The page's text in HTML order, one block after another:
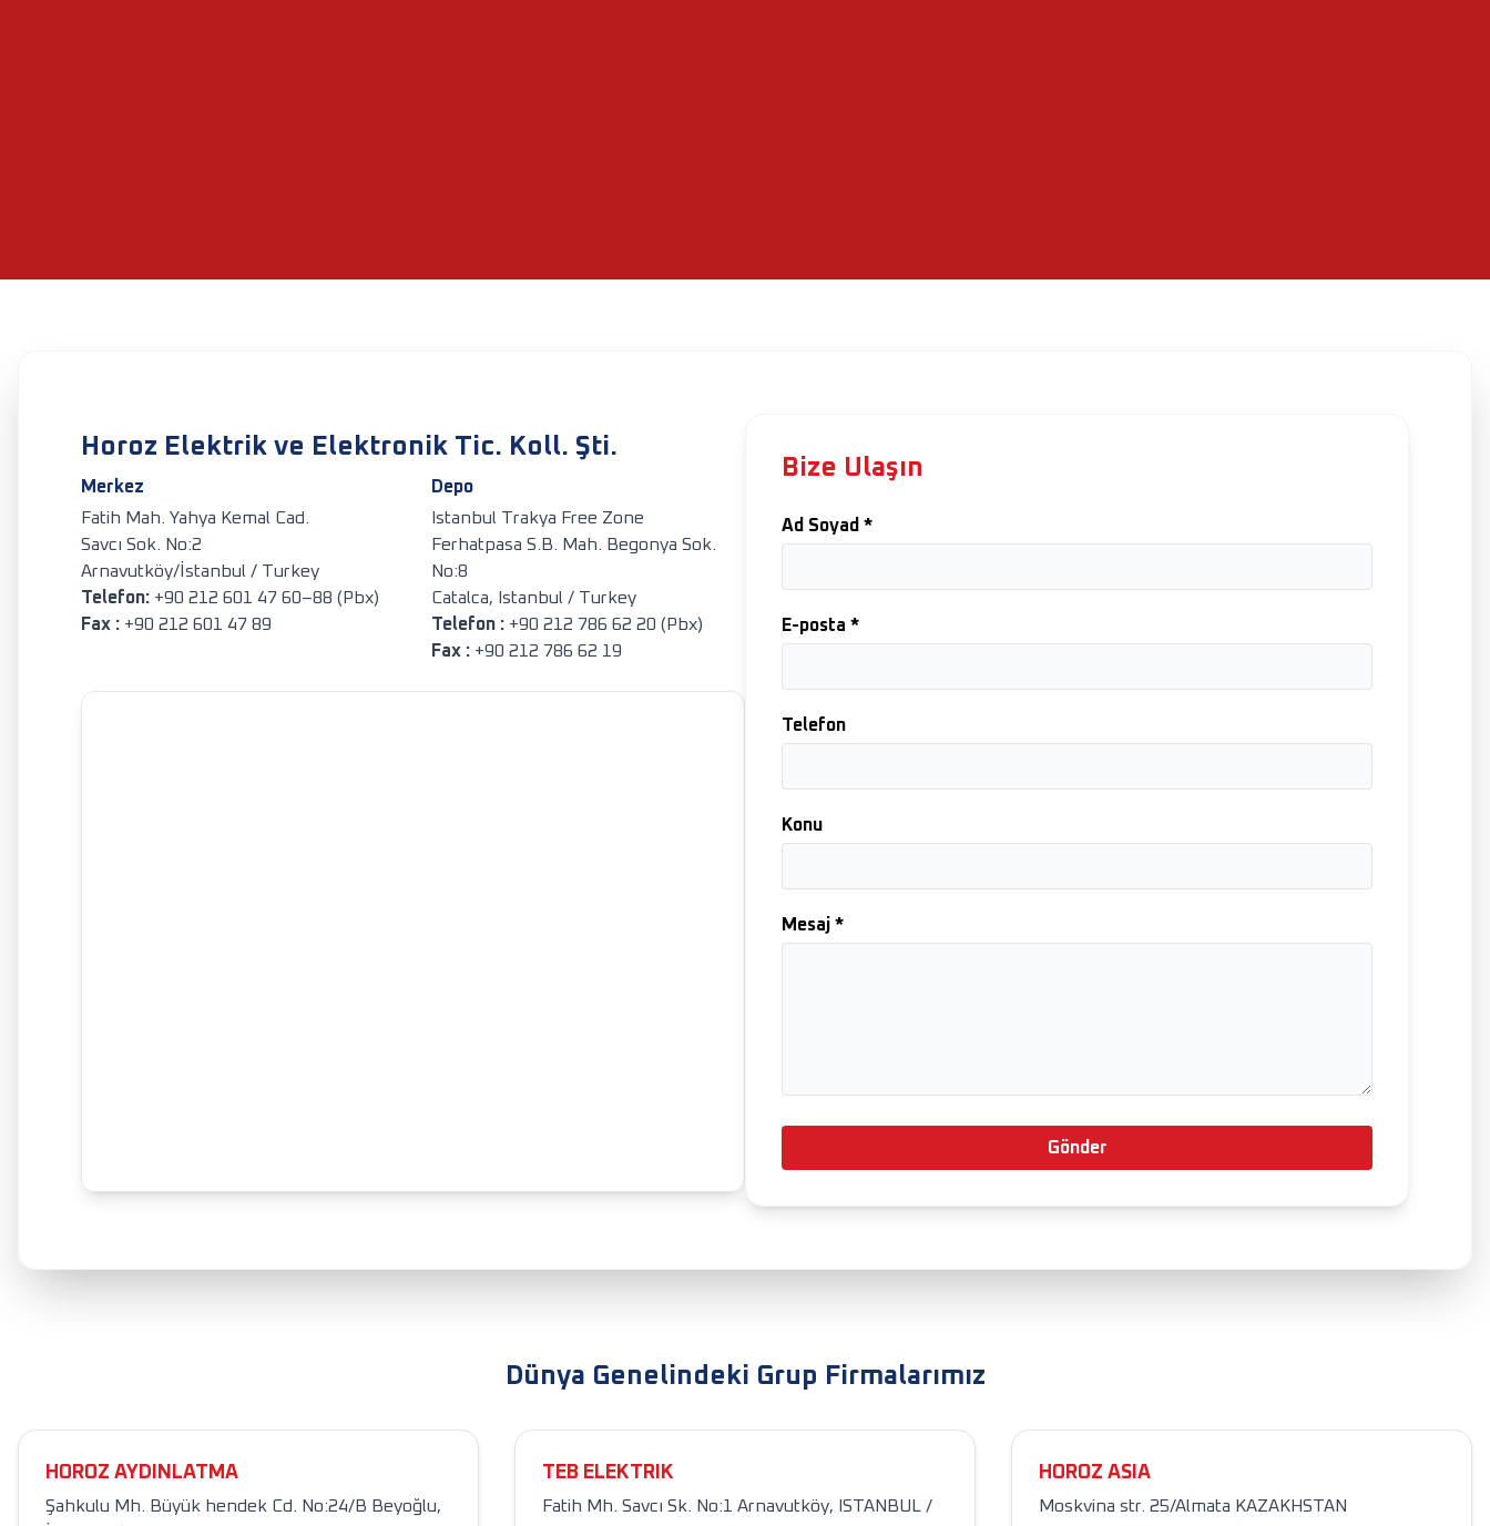
Horoz Elektrik ve Elektronik Tic. Koll. Şti.
Merkez
Fatih Mah. Yahya Kemal Cad.
Savcı Sok. No:2
Arnavutköy/İstanbul / Turkey
Telefon: +90 212 601 47 60–88 (Pbx)
Fax : +90 212 601 47 89
Depo
Istanbul Trakya Free Zone
Ferhatpasa S.B. Mah. Begonya Sok.
No:8
Catalca, Istanbul / Turkey
Telefon:+90 212 786 62 20 (Pbx)
Fax :+90 212 786 62 19
Bize Ulaşın
Ad Soyad *
E-posta *
Telefon
Konu
Mesaj *
Gönder
Dünya Genelindeki Grup Firmalarımız
HOROZ AYDINLATMA
Şahkulu Mh. Büyük hendek Cd. No:24/B Beyoğlu,
TEB ELEKTRIK
Fatih Mh. Savcı Sk. No:1 Arnavutköy, ISTANBUL /
HOROZ ASIA
Moskvina str. 25/Almata KAZAKHSTAN